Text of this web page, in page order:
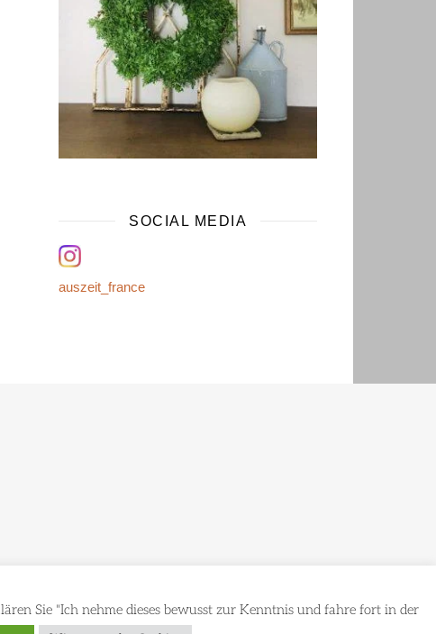
SOCIAL MEDIA
auszeit_france
légales
Sie "Ich nehme dieses bewusst zur Kenntnis und fahre fort in der